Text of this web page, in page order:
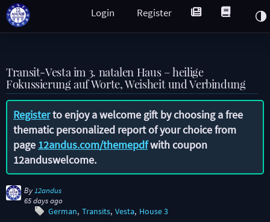
Register
Login
Transit-Vesta im 3. natalen Haus – heilige
Fokussierung auf Worte, Weisheit und Verbindung
Registerto enjoy a welcome gift by choosing a free
thematic personalized report of your choice from
page 12andus.com/themepdfwith coupon
12anduswelcome.
By 12andus
65 days ago
German Transits Vesta House 3